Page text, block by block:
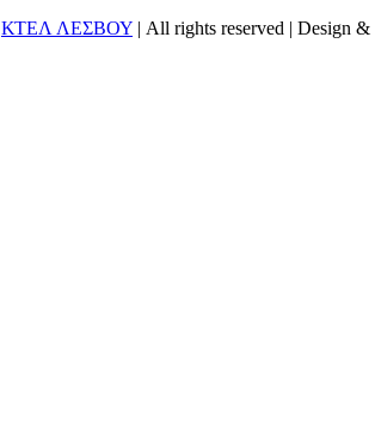
ΚΤΕΛ ΛΕΣΒΟΥ | All rights reserved | Design &